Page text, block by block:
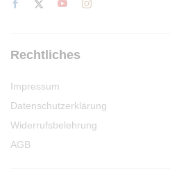
Rechtliches
Impressum
Datenschutzerklärung
Widerrufsbelehrung
AGB